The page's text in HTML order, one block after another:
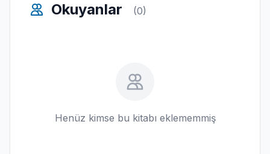
Okuyanlar (0)
Henüz kimse bu kitabı eklememmiş